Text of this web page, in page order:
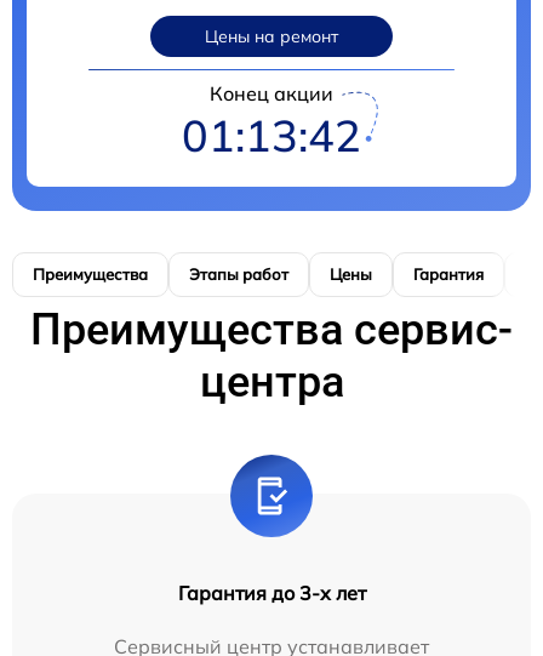
Цены на ремонт
Конец акции
01:13:41
Преимущества Этапы работ Цены Гарантия
Преимущества сервис-
центра
Гарантия до 3-х лет
Сервисный центр устанавливает